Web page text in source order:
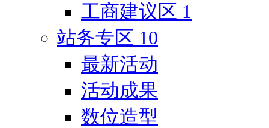
工商建议区 1
站务专区 10
最新活动
活动成果
数位造型